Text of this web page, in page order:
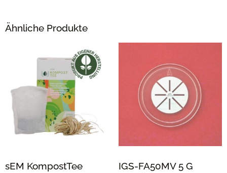
Ähnliche Produkte
sEM KompostTee
IGS-FA50MV 5 G